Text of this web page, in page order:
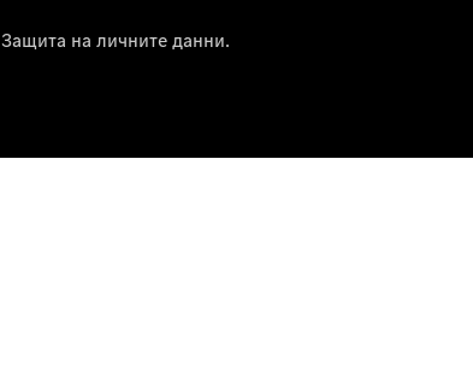
Защита на личните данни.